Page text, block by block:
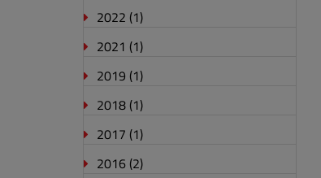
2022 (1)
2021 (1)
2019 (1)
2018 (1)
2017 (1)
2016 (2)